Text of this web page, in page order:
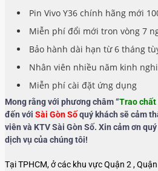
Pin Vivo Y36 chính hãng mới
Miễn phí đổi mới tron vòng 7
Bảo hành dài hạn từ 6 tháng
Nhân viên nhiều năm kinh
Miễn phí cài đặt ứng dụng
Mong rằng với phương châm “Trao
đến với Sài Gòn Sốquý khách sẽ cảm
viên và KTV Sài Gòn Số. Xin cảm ơn
dịch vụ của chúng tôi!
Tại TPHCM, ở các khu vực Quận 2 ,